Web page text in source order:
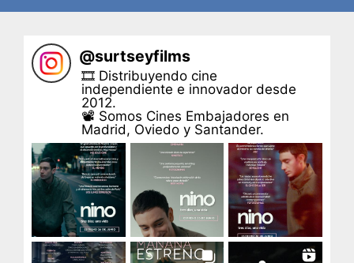
@surtseyfilms
🎞 Distribuyendo cine
independiente e innovador desde
2012.
📽 Somos Cines Embajadores en
Madrid, Oviedo y Santander.